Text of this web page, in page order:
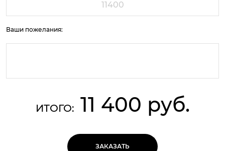
Ваши пожелания:
ИТОГО: 11 400 руб.
ЗАКАЗАТЬ